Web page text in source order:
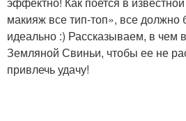
макияж все тип-топ», все должно
идеально :) Рассказываем, в чем
Земляной Свиньи, чтобы ее не
привлечь удачу!